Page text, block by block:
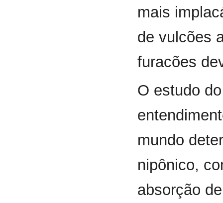
mais
de vulcões
furacões
O estudo
mundo
nipônico,
absorção